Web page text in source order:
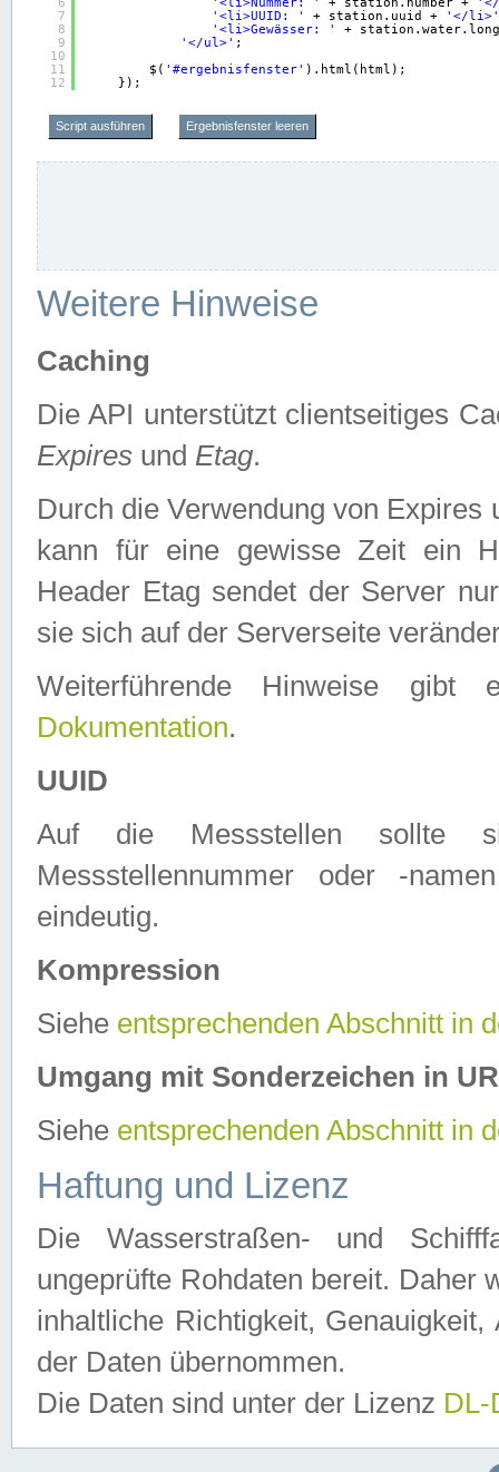
7
8
9
10
11
12
'<li>UUID: '
+ station.uuid +
'</li>'
'<li>Gewässer: '
+
'</ul>' ;
$( '#ergebnisfenster' ).html(html);
});
Script ausführen Ergebnisfenster leeren
Weitere Hinweise
Caching
Die API unterstützt clientseitiges
Expires und Etag.
Durch die Verwendung von
kann für eine gewisse Zeit ein
Header Etag sendet der Server
sie sich auf der Serverseite
Weiterführende Hinweise
Dokumentation.
UUID
Auf die Messstellen sollte
Messstellennummer oder -
eindeutig.
Kompression
Siehe entsprechenden Abschnitt in
Umgang mit Sonderzeichen in
Siehe entsprechenden Abschnitt in
Haftung und Lizenz
Die Wasserstraßen- und
ungeprüfte Rohdaten bereit. Daher
inhaltliche Richtigkeit,
der Daten übernommen.
Die Daten sind unter der Lizenz